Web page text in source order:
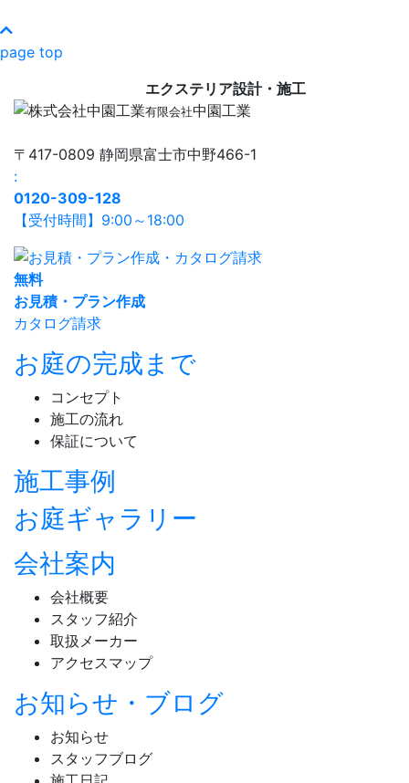
page top
エクステリア設計・施工
有限会社中園工業
〒417-0809 静岡県富士市中野466-1
:
0120-309-128
【受付時間】9:00～18:00
無料
お見積・プラン作成
カタログ請求
お庭の完成まで
コンセプト
施工の流れ
保証について
施工事例
お庭ギャラリー
会社案内
会社概要
スタッフ紹介
取扱メーカー
アクセスマップ
お知らせ・ブログ
お知らせ
スタッフブログ